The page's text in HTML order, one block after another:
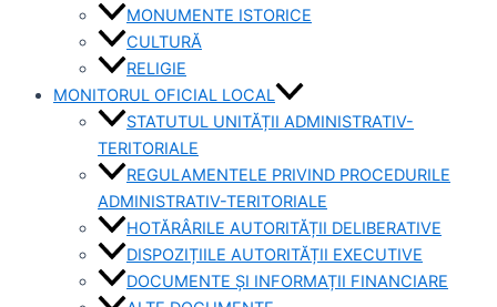
MONUMENTE ISTORICE
CULTURĂ
RELIGIE
MONITORUL OFICIAL LOCAL
STATUTUL UNITĂȚII ADMINISTRATIV-
TERITORIALE
REGULAMENTELE PRIVIND PROCEDURILE
ADMINISTRATIV-TERITORIALE
HOTĂRÂRILE AUTORITĂȚII DELIBERATIVE
DISPOZIȚIILE AUTORITĂȚII EXECUTIVE
DOCUMENTE ȘI INFORMAȚII FINANCIARE